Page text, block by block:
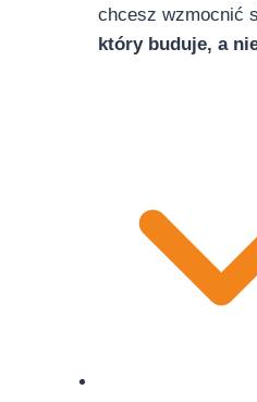
chcesz wzmocnić
który buduje, a